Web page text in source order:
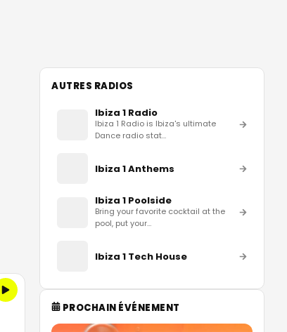
AUTRES RADIOS
Ibiza 1 Radio
Ibiza 1 Radio is Ibiza's ultimate
Dance radio stat…
Ibiza 1 Anthems
Ibiza 1 Poolside
Bring your favorite cocktail at the
pool, put your…
Ibiza 1 Tech House
PROCHAIN ÉVÉNEMENT